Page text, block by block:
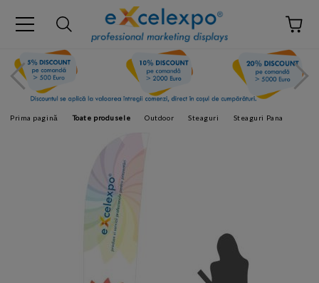
Prima pagină Toate produsele Outdoor Steaguri Steaguri Pana